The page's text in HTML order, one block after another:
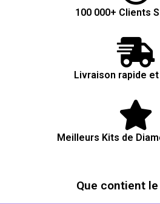
100 000+ Clients
Livraison rapide
Meilleurs Kits de
Que contient